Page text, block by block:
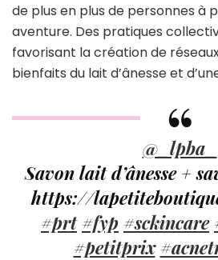
de plus en plus de personnes
aventure. Des pratiques
favorisant la création de
bienfaits du lait d’ânesse et
@_lpba_
Savon lait d’ânesse +
https://
#prt #fyp #sckincare
#petitprix